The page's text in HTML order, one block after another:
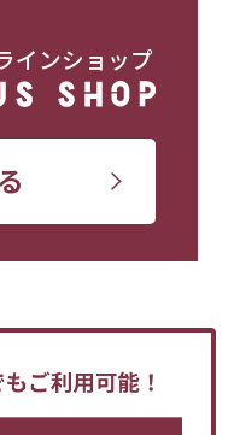
インショップ